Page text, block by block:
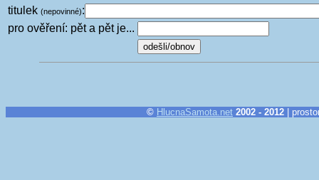
titulek (nepovinné):
pro ověření: pět a pět je...
© HlucnaSamota.net 2002 - 2012 |